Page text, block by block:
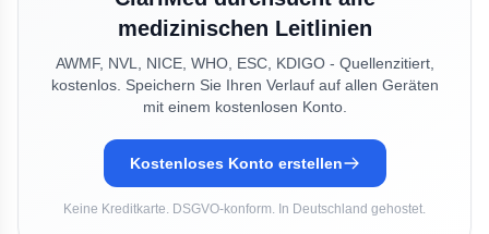
medizinischen Leitlinien
AWMF, NVL, NICE, WHO, ESC, KDIGO - Quellenzitiert,
kostenlos. Speichern Sie Ihren Verlauf auf allen Geräten
mit einem kostenlosen Konto.
Kostenloses Konto erstellen
Keine Kreditkarte. DSGVO-konform. In Deutschland gehostet.